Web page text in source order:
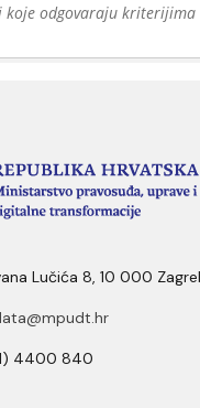
koje odgovaraju kriterijima